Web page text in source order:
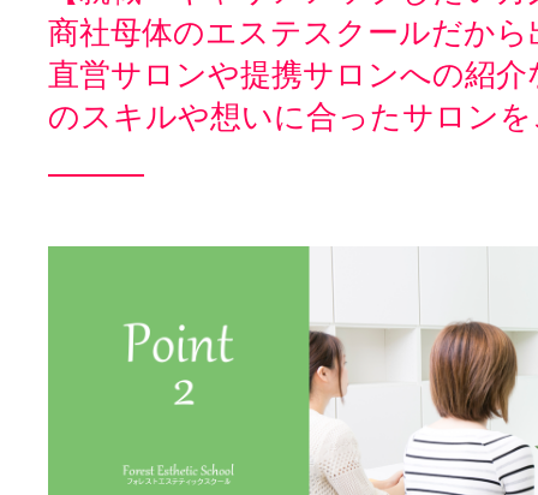
商社母体のエステスクールだか
直営サロンや提携サロンへの紹
のスキルや想いに合ったサロンを